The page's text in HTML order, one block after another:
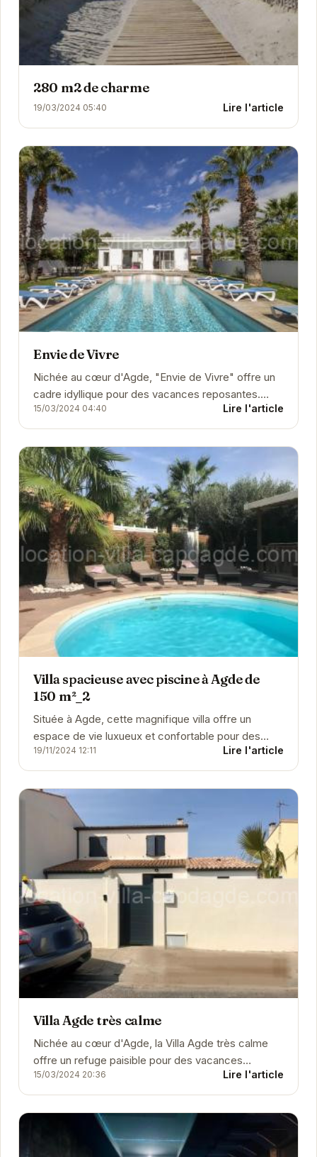
280 m2 de charme
19/03/2024 05:40 Lire l'article
Envie de Vivre
Nichée au cœur d'Agde, "Envie de Vivre" offre un
cadre idyllique pour des vacances reposantes.
Avec sa piscine extérieure, son parking et son...
15/03/2024 04:40 Lire l'article
Villa spacieuse avec piscine à Agde de
150 m²_2
Située à Agde, cette magnifique villa offre un
espace de vie luxueux et confortable pour des
vacances parfaites. La piscine privée est
l'endroit...
19/11/2024 12:11 Lire l'article
Villa Agde très calme
Nichée au cœur d'Agde, la Villa Agde très calme
offre un refuge paisible pour des vacances
inoubliables. Son atmosphère sereine et ses...
15/03/2024 20:36 Lire l'article